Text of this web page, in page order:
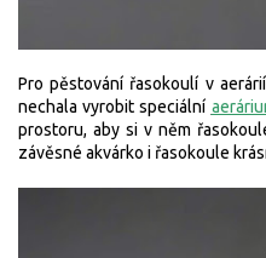
Pro pěstování řasokoulí v
nechala vyrobit speciální
prostoru, aby si v něm
závěsné akvárko i řasokoule